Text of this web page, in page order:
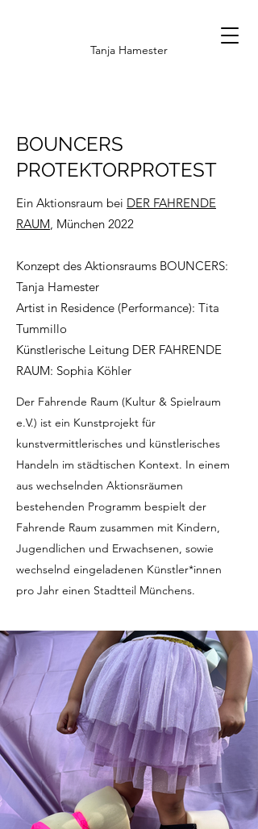
Tanja Hamester
BOUNCERS
PROTEKTORPROTEST
Ein Aktionsraum bei DER FAHRENDE
RAUM, München 2022
Konzept des Aktionsraums BOUNCERS:
Tanja Hamester
Artist in Residence (Performance): Tita
Tummillo
Künstlerische Leitung DER FAHRENDE
RAUM: Sophia Köhler
Der Fahrende Raum (Kultur & Spielraum
e.V.) ist ein Kunstprojekt für
kunstvermittlerisches und künstlerisches
Handeln im städtischen Kontext. In einem
aus wechselnden Aktionsräumen
bestehenden Programm bespielt der
Fahrende Raum zusammen mit Kindern,
Jugendlichen und Erwachsenen, sowie
wechselnd eingeladenen Künstler*innen
pro Jahr einen Stadtteil Münchens.